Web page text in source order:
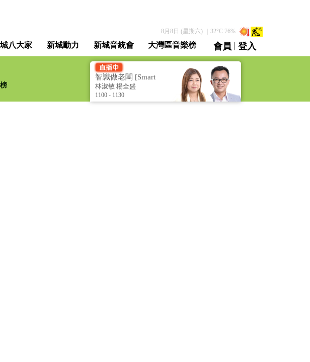
8月8日 (星期六)｜ 32°C 76%
八大家 新城動力 新城音統會 大灣區音樂榜 會員 | 登入
直播 / 重溫
智識做老闆 [Smart
Boss]
林淑敏 楊全盛
1100 - 1130